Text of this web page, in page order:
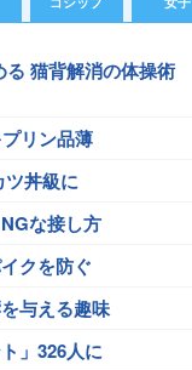
る 猫背解消の体操術
リン品薄
ツ丼級に
な接し方
クを防ぐ
与える趣味
」326人に